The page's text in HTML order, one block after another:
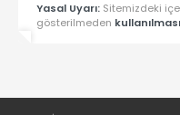
Yasal Uyarı: Sitemizdeki
gösterilmeden